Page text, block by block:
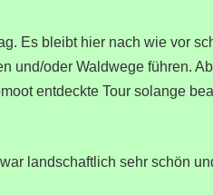
Es bleibt hier nach wie vor
und/oder Waldwege führen.
entdeckte Tour solange
landschaftlich sehr schön